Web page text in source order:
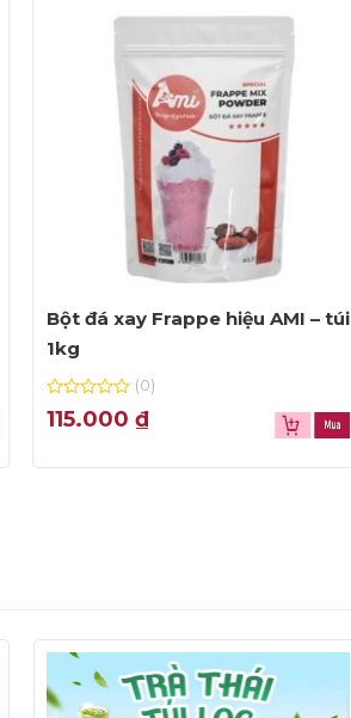
Bột đá xay Frappe hiệu AMI – túi
1kg
0
out
5
(0)
115.000 ₫